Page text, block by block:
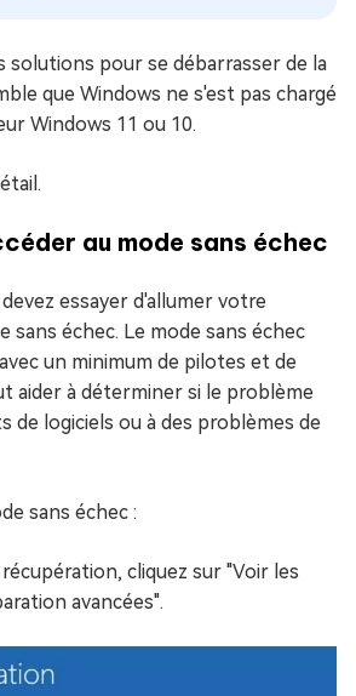
solutions pour se débarrasser de la
que Windows ne s'est pas chargé
Windows 11 ou 10.
au mode sans échec
essayer d'allumer votre
sans échec. Le mode sans échec
un minimum de pilotes et de
aider à déterminer si le problème
de logiciels ou à des problèmes de
sans échec :
cliquez sur "Voir les
avancées".